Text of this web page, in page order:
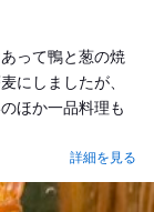
って鴨と葱の焼
にしましたが、
ほか一品料理も
詳細を見る